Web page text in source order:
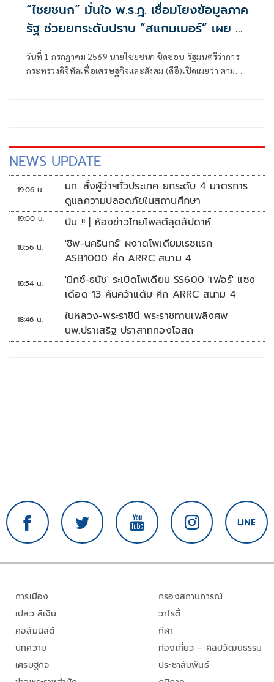
“ไชยชนก” มั่นใจ พ.ร.ฎ. เชื่อมโยงข้อมูลภาค
รัฐ ช่วยยกระดับปราบ “สแกมเมอร์” เผย 4
เดือน มูลค่าความเสียหายลดลงกว่า 74%
วันที่ 1 กรกฎาคม 2569 นายไชยชนก ชิดชอบ รัฐมนตรีว่าการ
กระทรวงดิจิทัลเพื่อเศรษฐกิจและสังคม (ดีอี)เปิดเผยว่า ตามที่
NEWS UPDATE
19:06 น.
มท. สั่งผู้ว่าฯทั่วประเทศ ยกระดับ 4 มาตรการ
ดูแลความปลอดภัยในสถานศึกษา
19:00 น. ปืน..!! | ห้องข่าวไทยโพสต์สุดสัปดาห์
18:56 น.
'ชิพ-นครินทร์' ผงาดโพเดียมเรซแรก
ASB1000 ศึก ARRC สนาม 4
18:54 น.
'มิกซ์-ธนัช' ระเบิดโพเดียม SS600 'เฟอร์' แซง
เดือด 13 คันคว้าแต้ม ศึก ARRC สนาม 4
18:46 น.
ในหลวง-พระราชินี พระราชทานเพลิงศพ
นพ.ปราเสริฐ ปราสาททองโอสถ
การเมือง
เปลว สีเงิน
คอลัมนิสต์
บทความ
เศรษฐกิจ
กรองสถานการณ์
วาไรตี้
กีฬา
ท่องเที่ยว – ศิลปวัฒนธรรม
ประชาสัมพันธ์